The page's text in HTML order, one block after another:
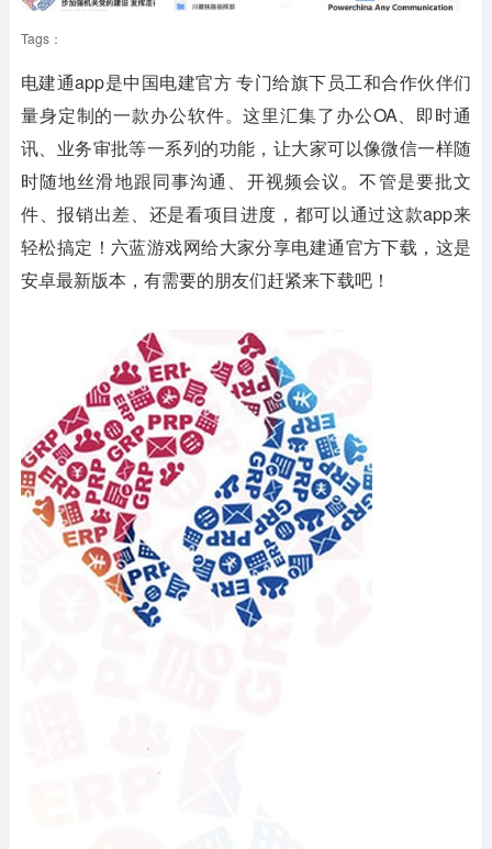
Tags：
电建通app是中国电建官方 专门给旗下员工和合作伙伴们
量身定制的一款办公软件。这里汇集了办公OA、即时通
讯、业务审批等一系列的功能，让大家可以像微信一样随
时随地丝滑地跟同事沟通、开视频会议。不管是要批文
件、报销出差、还是看项目进度，都可以通过这款app来
轻松搞定！六蓝游戏网给大家分享电建通官方下载，这是
安卓最新版本，有需要的朋友们赶紧来下载吧！